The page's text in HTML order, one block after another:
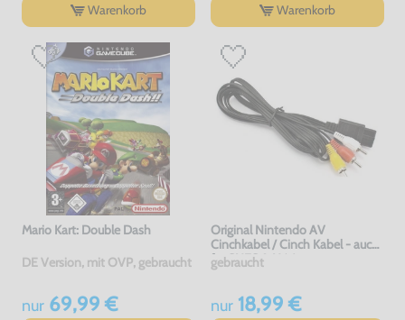
Warenkorb Warenkorb
Mario Kart: Double Dash
DE Version, mit OVP, gebraucht
nur69,99 €
Original Nintendo AV
Cinchkabel / Cinch Kabel - auch
für SNES & N64
gebraucht
nur18,99 €